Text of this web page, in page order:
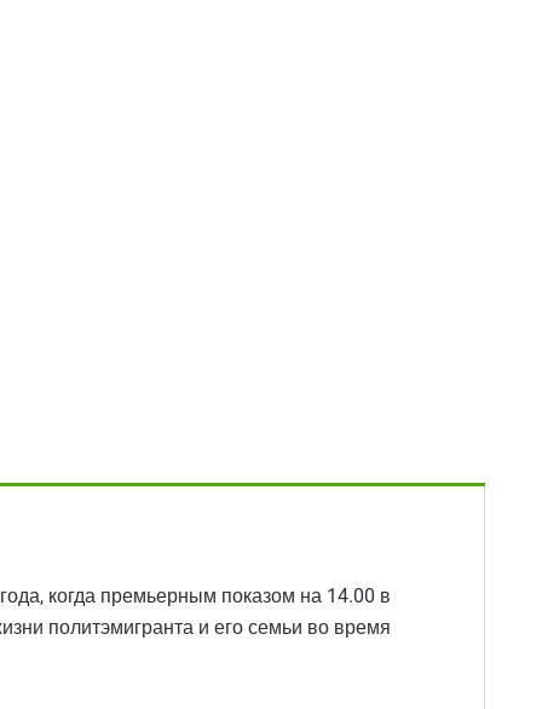
когда премьерным показом на 14.00 в
политэмигранта и его семьи во время